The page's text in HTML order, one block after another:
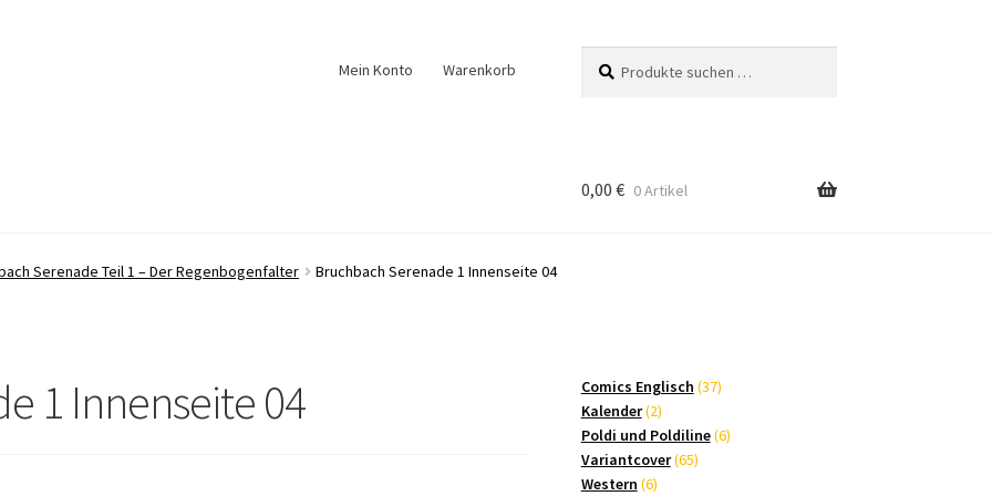
Mein Konto Warenkorb
nach:
0,00 € 0 Artikel
Serenade Teil 1 – Der Regenbogenfalter Bruchbach Serenade 1 Innenseite 04
1 Innenseite 04 Comics Englisch 3737
Kalender 22
Produkte
Poldi und Poldiline 66
Variantcover 6565
Western 66